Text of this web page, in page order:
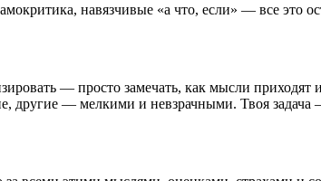
навязчивые «а что, если» — все это
— просто замечать, как мысли приходят
другие — мелкими и невзрачными. Твоя задача